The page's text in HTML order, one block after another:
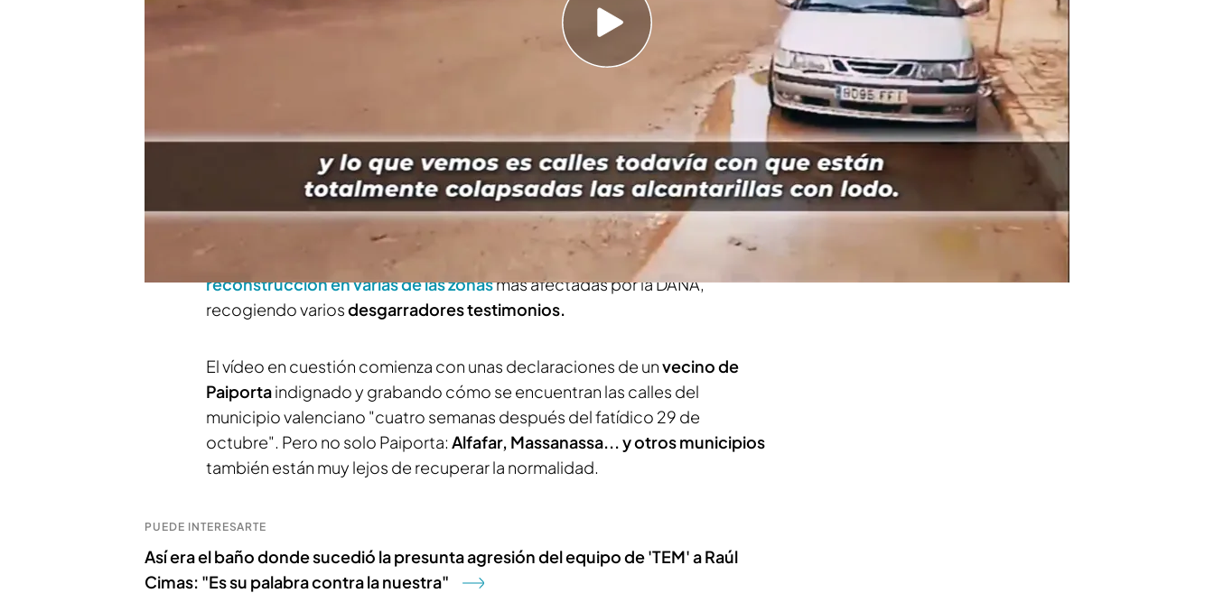
El testimonio de los jóvenes a los que abroncó Margarita Robles en su
visita a Paiporta: "La ministra escurría el bulto todo el rato"
La situación enPaiportaes caótica.28 días después de la DANA, queda
todavía mucho trabajo por hacer y mucha tarea antes de recuperar algo
parecido a la normalidad en el municipio valenciano. Desde'Todo es
hemos querido saber cómo se está gestionando la limpieza
reconstrucción en varias de las zonasmás afectadas por la DANA,
recogiendo variosdesgarradores testimonios.
El vídeo en cuestión comienza con unas declaraciones de unvecino de
Paiportaindignado y grabando cómo se encuentran las calles del
municipio valenciano "cuatro semanas después del fatídico 29 de
octubre". Pero no solo Paiporta: Alfafar, Massanassa... y otros municipios
también están muy lejos de recuperar la normalidad.
PUEDE INTERESARTE
Así era el baño donde sucedió la presunta agresión del equipo de 'TEM' a Raúl
Cimas: "Es su palabra contra la nuestra"